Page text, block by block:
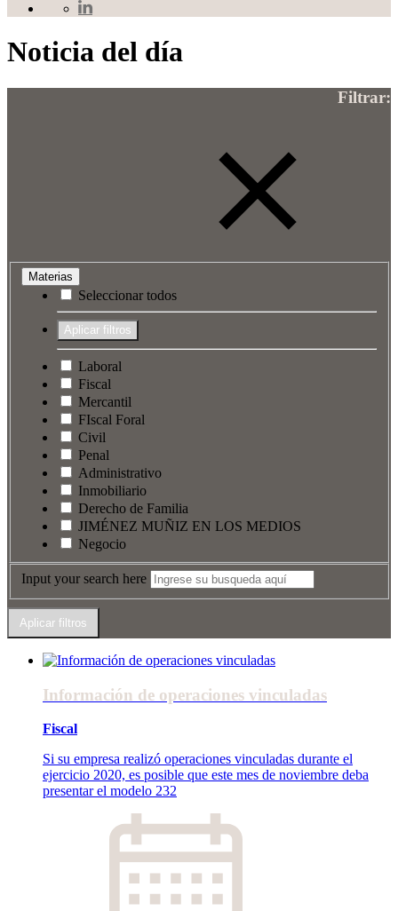
Noticia del día
Filtrar:
Materias
Seleccionar todos
Laboral
Fiscal
Mercantil
FIscal Foral
Civil
Penal
Administrativo
Inmobiliario
Derecho de Familia
JIMÉNEZ MUÑIZ EN LOS MEDIOS
Negocio
Input your search here
Información de operaciones vinculadas
Fiscal
Si su empresa realizó operaciones vinculadas durante el
ejercicio 2020, es posible que este mes de noviembre deba
presentar el modelo 232